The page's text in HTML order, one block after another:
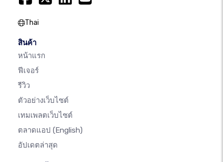
Thai
สินค้า
หน้าแรก
ฟีเจอร์
รีวิว
ตัวอย่างเว็บไซต์
เทมเพลตเว็บไซต์
ตลาดแอป (English)
อัปเดตล่าสุด